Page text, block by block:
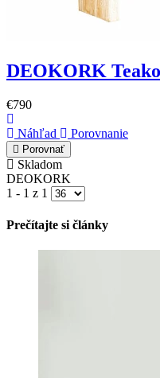
DEOKORK
€790
Náhľad Porovnanie
Porovnať
Skladom
DEOKORK
1 - 1 z 1
Prečítajte si články